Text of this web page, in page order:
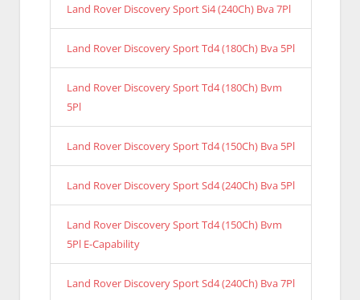
Land Rover Discovery Sport Si4 (240Ch) Bva 7Pl
Land Rover Discovery Sport Td4 (180Ch) Bva 5Pl
Land Rover Discovery Sport Td4 (180Ch) Bvm
5Pl
Land Rover Discovery Sport Td4 (150Ch) Bva 5Pl
Land Rover Discovery Sport Sd4 (240Ch) Bva 5Pl
Land Rover Discovery Sport Td4 (150Ch) Bvm
5Pl E-Capability
Land Rover Discovery Sport Sd4 (240Ch) Bva 7Pl